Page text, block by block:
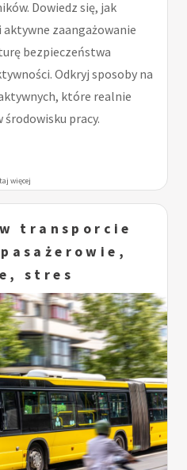
Dowiedz się, jak
zaangażowanie
bezpieczeństwa
Odkryj sposoby na
które realnie
pracy.
więcej
transporcie
stres